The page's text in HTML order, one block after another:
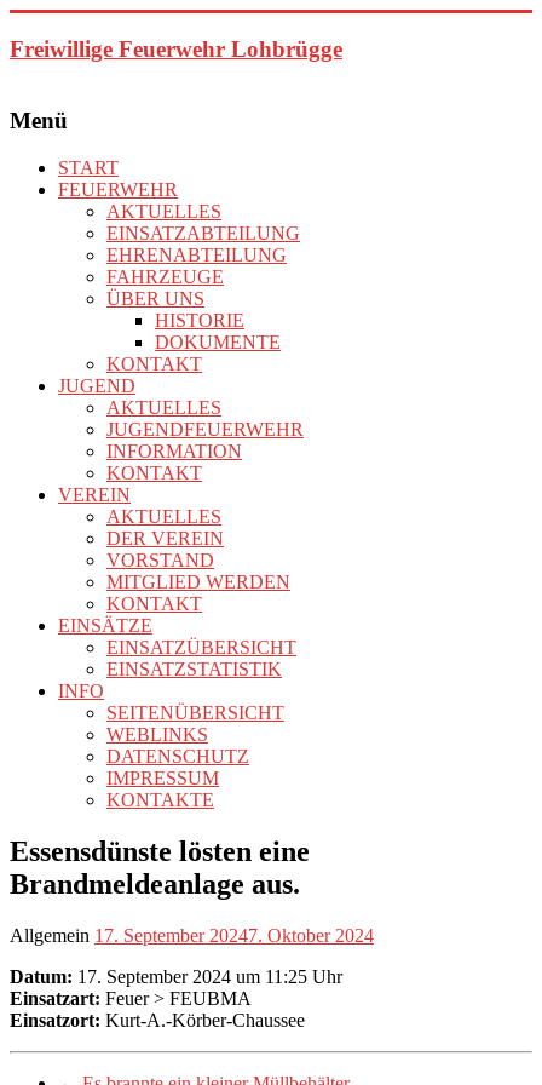
Inhalt
springen
Freiwillige Feuerwehr Lohbrügge
Menü
START
FEUERWEHR
AKTUELLES
EINSATZABTEILUNG
EHRENABTEILUNG
FAHRZEUGE
ÜBER UNS
HISTORIE
DOKUMENTE
KONTAKT
JUGEND
AKTUELLES
JUGENDFEUERWEHR
INFORMATION
KONTAKT
VEREIN
AKTUELLES
DER VEREIN
VORSTAND
MITGLIED WERDEN
KONTAKT
EINSÄTZE
EINSATZÜBERSICHT
EINSATZSTATISTIK
INFO
SEITENÜBERSICHT
WEBLINKS
DATENSCHUTZ
IMPRESSUM
KONTAKTE
Essensdünste lösten eine
Brandmeldeanlage aus.
Allgemein 17. September 20247. Oktober 2024
Datum: 17. September 2024 um 11:25 Uhr
Einsatzart: Feuer > FEUBMA
Einsatzort: Kurt-A.-Körber-Chaussee